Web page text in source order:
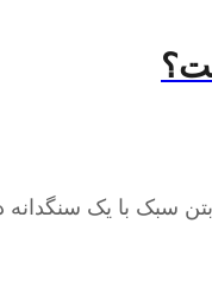
سبک با یک